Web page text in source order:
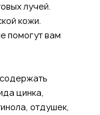
лучей.
кожи.
помогут вам
цинка,
отдушек,